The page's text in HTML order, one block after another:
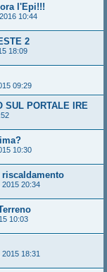
l'Epi!!!
10:44
2
18:09
09:29
SUL PORTALE IRE
10:30
20:34
10:03
18:31